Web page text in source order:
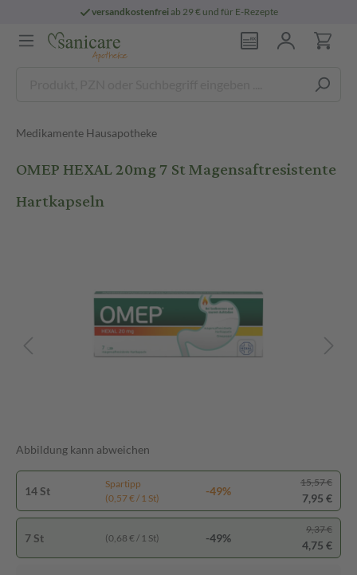
versandkostenfreiab 29 € und für E-Rezepte
Medikamente Hausapotheke
OMEP HEXAL 20mg 7 St Magensaftresistente
Hartkapseln
Abbildung kann abweichen
14 St
Spartipp
(0,57 € / 1 St)
-49%
15,57 €
7,95 €
7 St (0,68 € / 1 St) -49%
9,37 €
4,75 €